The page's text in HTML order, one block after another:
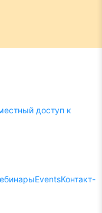
доступ к
EventsКонтакт-